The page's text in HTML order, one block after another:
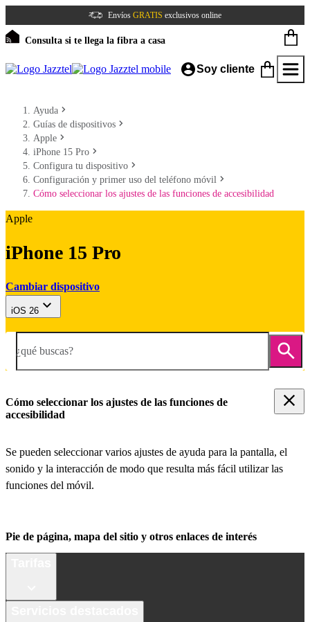
Envíos GRATIS exclusivos online
Consulta si te llega la fibra a casa
Soy cliente
Ayuda
Guías de dispositivos
Apple
iPhone 15 Pro
Configura tu dispositivo
Configuración y primer uso del teléfono móvil
Cómo seleccionar los ajustes de las funciones de accesibilidad
Apple
iPhone 15 Pro
Cambiar dispositivo
iOS 26
¿qué buscas?
Cómo seleccionar los ajustes de las funciones de
accesibilidad
Se pueden seleccionar varios ajustes de ayuda para la pantalla, el
sonido y la interacción de modo que resulta más fácil utilizar las
funciones del móvil.
Pie de página, mapa del sitio y otros enlaces de interés